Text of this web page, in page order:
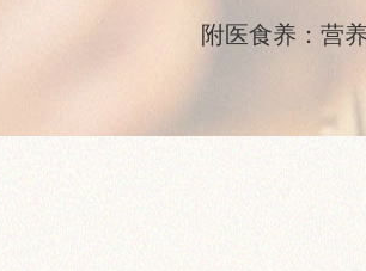
附医食养：营